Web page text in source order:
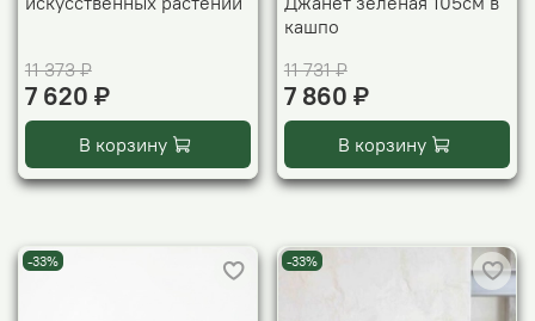
11 373 ₽
7 620 ₽
В корзину
кашпо
11 731 ₽
7 860 ₽
В корзину
-33% -33%